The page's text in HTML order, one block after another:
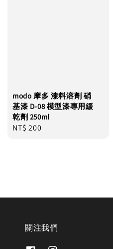
modo 摩多 漆料溶劑 硝
基漆 D-08 模型漆專用緩
乾劑 250ml
Regular
NT$ 200
關注我們